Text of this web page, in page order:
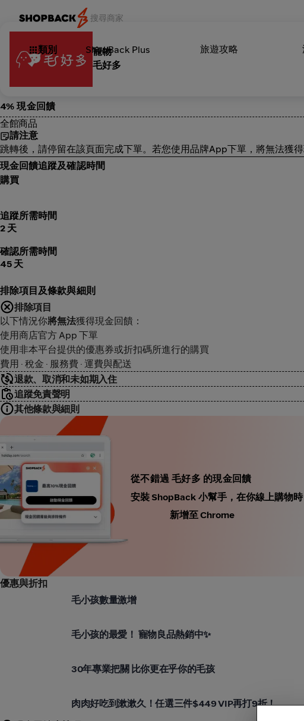
類別 ShopBack Plus 旅遊攻略
寵物
毛好多
4% 現金回饋
全館商品
請注意
跳轉後，請停留在該頁面完成下單。若您使用品牌App下單，將無法獲
現金回饋追蹤及確認時間
購買
追蹤所需時間
2 天
確認所需時間
45 天
排除項目及條款與細則
排除項目
以下情況你將無法獲得現金回饋：
使用商店官方 App 下單
使用非本平台提供的優惠券或折扣碼所進行的購買
費用 · 稅金 · 服務費 · 運費與配送
退款、取消和未如期入住
追蹤免責聲明
其他條款與細則
從不錯過 毛好多 的現金回饋
安裝 ShopBack 小幫手，在你線上購物時
新增至 Chrome
優惠與折扣
毛小孩數量激增
毛小孩的最愛！ 寵物良品熱銷中✨
30年專業把關 比你更在乎你的毛孩
肉肉好吃到漱漱久！任選三件$449 VIP再打9折！